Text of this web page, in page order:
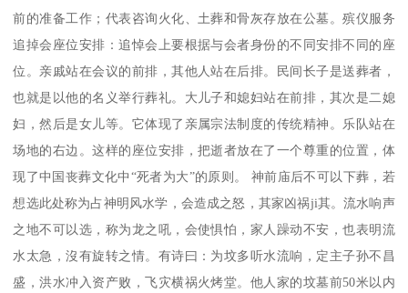
前的准备工作；代表咨询火化、土葬和骨灰存放在公墓。殡仪服务
追掉会座位安排：追悼会上要根据与会者身份的不同安排不同的座
位。亲戚站在会议的前排，其他人站在后排。民间长子是送葬者，
也就是以他的名义举行葬礼。大儿子和媳妇站在前排，其次是二媳
妇，然后是女儿等。它体现了亲属宗法制度的传统精神。乐队站在
场地的右边。这样的座位安排，把逝者放在了一个尊重的位置，体
现了中国丧葬文化中“死者为大”的原则。 神前庙后不可以下葬，若
想选此处称为占神明风水学，会造成之怒，其家凶祸ji其。流水响声
之地不可以选，称为龙之吼，会使惧怕，家人躁动不安，也表明流
水太急，沒有旋转之情。有诗曰：为坟多听水流响，定主子孙不昌
盛，洪水冲入资产败，飞灾横祸火烤堂。他人家的坟墓前50米以内